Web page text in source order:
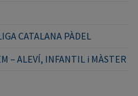
CATALANA PÀDEL
– ALEVÍ, INFANTIL i MÀSTER